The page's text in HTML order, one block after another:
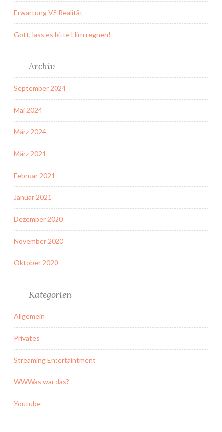
Erwartung VS Realität
Gott, lass es bitte Hirn regnen!
Archiv
September 2024
Mai 2024
März 2024
März 2021
Februar 2021
Januar 2021
Dezember 2020
November 2020
Oktober 2020
Kategorien
Allgemein
Privates
Streaming Entertaintment
WWWas war das?
Youtube